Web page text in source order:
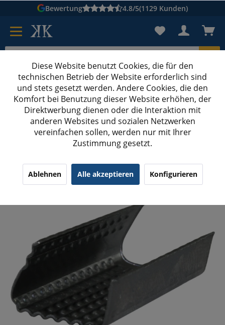
Bewertung 4.8/5(1129 Kunden)
Karton suchen
Kartons bedruckenKartons nach Maß
Verschlusshülsen
100x 12/13 mm Verschlusshülsen verzinkt für
Diese Website benutzt Cookies, die für den
technischen Betrieb der Website erforderlich sind
und stets gesetzt werden. Andere Cookies, die den
Komfort bei Benutzung dieser Website erhöhen, der
Direktwerbung dienen oder die Interaktion mit
anderen Websites und sozialen Netzwerken
vereinfachen sollen, werden nur mit Ihrer
Zustimmung gesetzt.
Ablehnen Alle akzeptieren Konfigurieren